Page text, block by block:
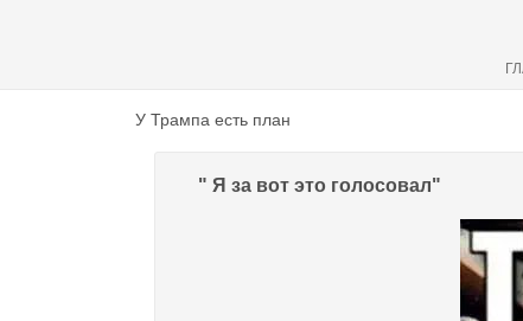
У Трампа есть план
" Я за вот это голосовал"